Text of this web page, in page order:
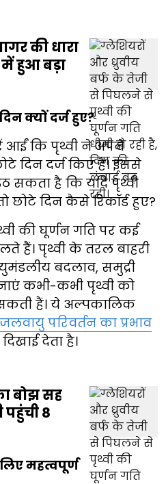
की धारा
हुआ बड़ा
क्यों दर्ज हुए?
आईं कि पृथ्वी ने अपने
दिन दर्ज किए हैं। इससे
सकता है कि यदि पृथ्वी
छोटे दिन कैसे रिकॉर्ड हुए?
की घूर्णन गति पर कई
हैं। पृथ्वी के तरल बाहरी
बदलाव, समुद्री
कभी-कभी पृथ्वी को
सकती हैं। ये अल्पकालिक
जलवायु परिवर्तन का प्रभाव
देता है।
बोझ सह
पहुंची 8
महत्वपूर्ण